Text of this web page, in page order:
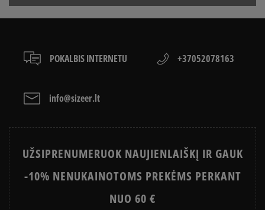
POKALBIS INTERNETU +37052078163
info@sizeer.lt
UŽSIPRENUMERUOK NAUJIENLAIŠKĮ IR GAUK
-10% NENUKAINOTOMS PREKĖMS PERKANT
NUO 60 €